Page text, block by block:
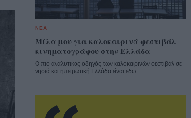
ΝΕΑ
Μίλα μου για καλοκαιρινά φεστιβάλ
κινηματογράφου στην Ελλάδα
Ο πιο αναλυτικός οδηγός των καλοκαιρινών φεστιβάλ σε
νησιά και ηπειρωτική Ελλάδα είναι εδώ